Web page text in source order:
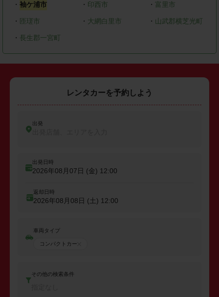
・ 袖ケ浦市 ・ 印西市 ・ 富里市
・ 匝瑳市 ・ 大網白里市 ・ 山武郡横芝光町
・ 長生郡一宮町
レンタカーを予約しよう
出発
出発日時
2026年08月07日 (金) 12:00
返却日時
2026年08月08日 (土) 12:00
車両タイプ
コンパクトカー
その他の検索条件